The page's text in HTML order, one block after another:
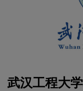
武汉工程大